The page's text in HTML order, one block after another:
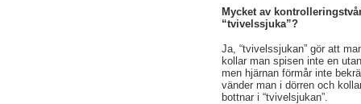
Mycket av
“tvivelssjuka”?
Ja, “tvivelssjukan” gör att
kollar man spisen inte en
men hjärnan förmår inte
vänder man i dörren och
bottnar i “tvivelsjukan”.